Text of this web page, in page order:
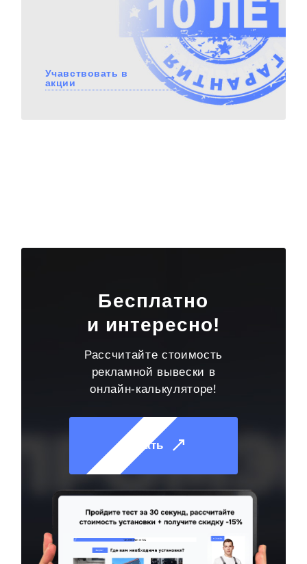
Учавствовать в
акции
Бесплатно
и интересно!
Рассчитайте стоимость
рекламной вывески в
онлайн-калькуляторе!
Начать